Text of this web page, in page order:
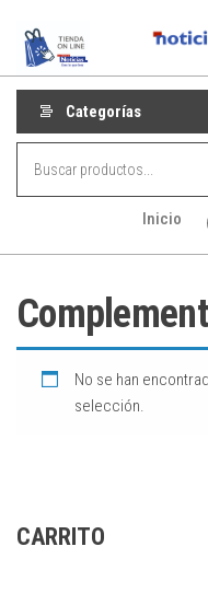
contenido
Promociones
Promociones
Categorías
Inicio
No se han
selección.
CARRITO